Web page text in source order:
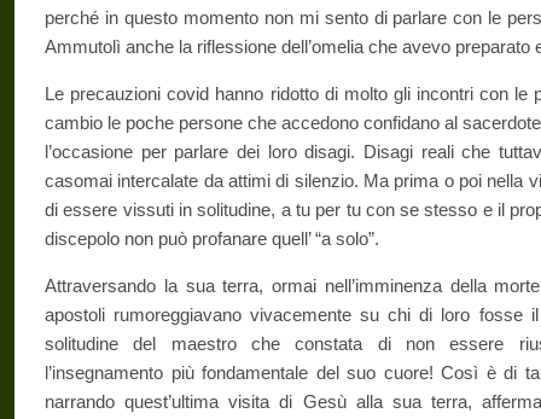
perché in questo momento non mi sento di parlare con le
Ammutolì anche la riflessione dell’omelia che avevo preparato
Le precauzioni covid hanno ridotto di molto gli incontri con le
cambio le poche persone che accedono confidano al
l’occasione per parlare dei loro disagi. Disagi reali che
casomai intercalate da attimi di silenzio. Ma prima o poi nella
di essere vissuti in solitudine, a tu per tu con se stesso e il
discepolo non può profanare quell’ “a solo”.
Attraversando la sua terra, ormai nell’imminenza della
apostoli rumoreggiavano vivacemente su chi di loro fosse
solitudine del maestro che constata di non essere
l’insegnamento più fondamentale del suo cuore! Così è di
narrando quest’ultima visita di Gesù alla sua terra,